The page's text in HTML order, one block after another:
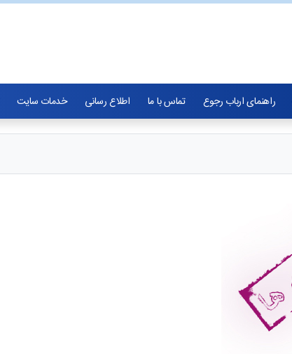
راهنمای ارباب رجوع تماس با ما اطلاع رسانی خدمات سایت